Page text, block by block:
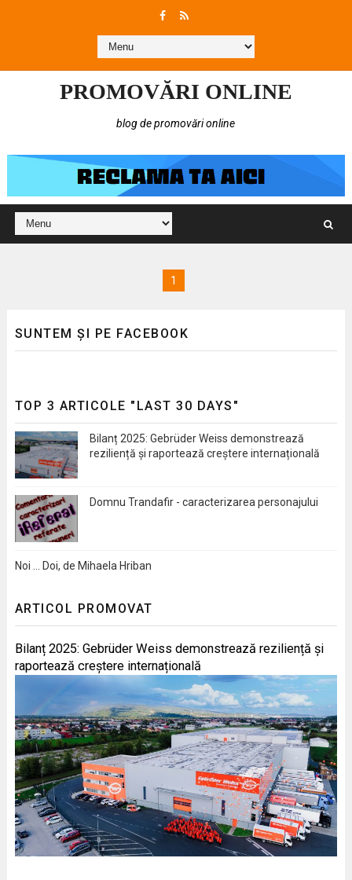
PROMOVĂRI ONLINE
blog de promovări online
1
SUNTEM ȘI PE FACEBOOK
TOP 3 ARTICOLE "LAST 30 DAYS"
Bilanț 2025: Gebrüder Weiss demonstrează
reziliență și raportează creștere internațională
Domnu Trandafir - caracterizarea personajului
Noi … Doi, de Mihaela Hriban
ARTICOL PROMOVAT
Bilanț 2025: Gebrüder Weiss demonstrează reziliență și
raportează creștere internațională